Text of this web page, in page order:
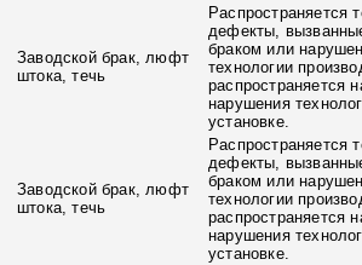
Заводской брак, люфт
штока, течь
Распространяется
дефекты,
браком или
технологии
распространяется
нарушения
установке.
Заводской брак, люфт
штока, течь
Распространяется
дефекты,
браком или
технологии
распространяется
нарушения
установке.